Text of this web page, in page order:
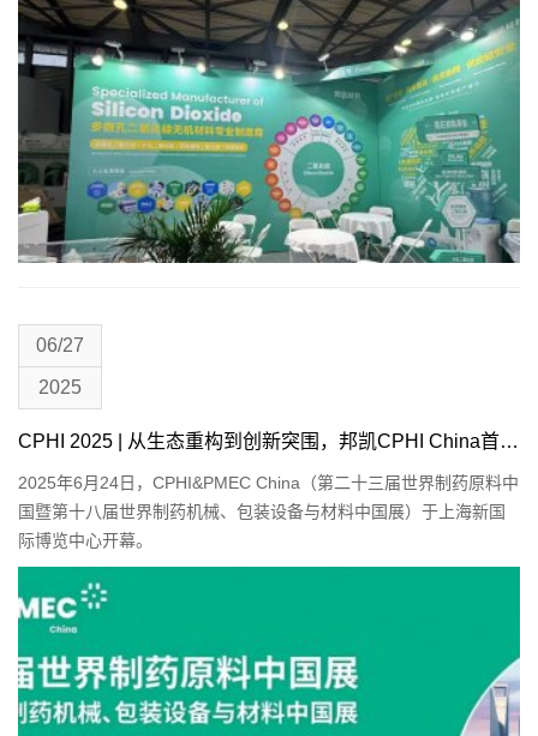
06/27
2025
CPHI 2025 | 从生态重构到创新突围，邦凯CPHI China首日精彩回顾
2025年6月24日，CPHI&PMEC China（第二十三届世界制药原料中
国暨第十八届世界制药机械、包装设备与材料中国展）于上海新国
际博览中心开幕。